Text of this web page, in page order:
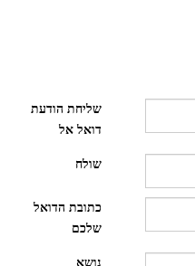
שליחת הודעת
דואל אל
שולח
כתובת הדואל
שלכם
נושא